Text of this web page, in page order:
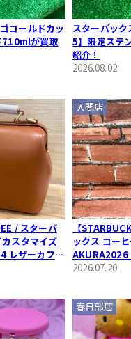
コールドカッ
710mlが買取
スターバッ
5】限定ステ
紹介！
2026.08.02
/ スターバ
スタマイズ
レザーカフェ
ての2WAYバ
【
ックス コー
AKURA2026
2026.07.20
入間店
春日部店